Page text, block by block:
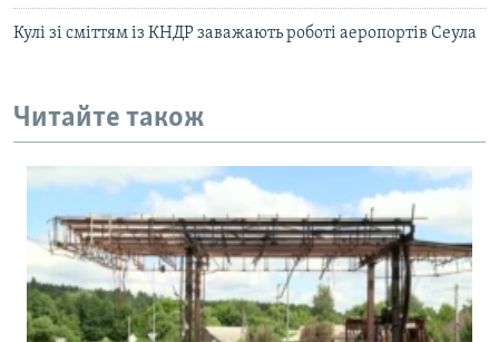
Кулі зі сміттям із КНДР заважають роботі аеропортів Сеула
Читайте також